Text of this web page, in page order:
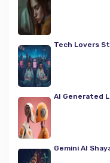
Tech Lovers
AI Generated
Gemini AI